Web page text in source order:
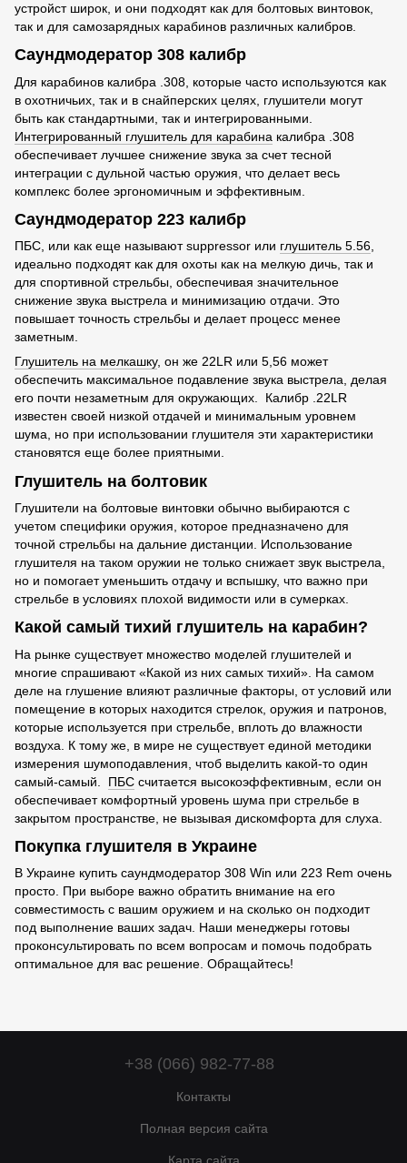
устройст широк, и они подходят как для болтовых винтовок,
так и для самозарядных карабинов различных калибров.
Саундмодератор 308 калибр
Для карабинов калибра .308, которые часто используются как
в охотничьих, так и в снайперских целях, глушители могут
быть как стандартными, так и интегрированными.
Интегрированный глушитель для карабина калибра .308
обеспечивает лучшее снижение звука за счет тесной
интеграции с дульной частью оружия, что делает весь
комплекс более эргономичным и эффективным.
Саундмодератор 223 калибр
ПБС, или как еще называют suppressor или глушитель 5.56,
идеально подходят как для охоты как на мелкую дичь, так и
для спортивной стрельбы, обеспечивая значительное
снижение звука выстрела и минимизацию отдачи. Это
повышает точность стрельбы и делает процесс менее
заметным.
Глушитель на мелкашку, он же 22LR или 5,56 может
обеспечить максимальное подавление звука выстрела, делая
его почти незаметным для окружающих. Калибр .22LR
известен своей низкой отдачей и минимальным уровнем
шума, но при использовании глушителя эти характеристики
становятся еще более приятными.
Глушитель на болтовик
Глушители на болтовые винтовки обычно выбираются с
учетом специфики оружия, которое предназначено для
точной стрельбы на дальние дистанции. Использование
глушителя на таком оружии не только снижает звук выстрела,
но и помогает уменьшить отдачу и вспышку, что важно при
стрельбе в условиях плохой видимости или в сумерках.
Какой самый тихий глушитель на карабин?
На рынке существует множество моделей глушителей и
многие спрашивают «Какой из них самых тихий». На самом
деле на глушение влияют различные факторы, от условий или
помещение в которых находится стрелок, оружия и патронов,
которые используется при стрельбе, вплоть до влажности
воздуха. К тому же, в мире не существует единой методики
измерения шумоподавления, чтоб выделить какой-то один
самый-самый. ПБС считается высокоэффективным, если он
обеспечивает комфортный уровень шума при стрельбе в
закрытом пространстве, не вызывая дискомфорта для слуха.
Покупка глушителя в Украине
В Украине купить саундмодератор 308 Win или 223 Rem очень
просто. При выборе важно обратить внимание на его
совместимость с вашим оружием и на сколько он подходит
под выполнение ваших задач. Наши менеджеры готовы
проконсультировать по всем вопросам и помочь подобрать
оптимальное для вас решение. Обращайтесь!
+38 (066) 982-77-88
Контакты
Полная версия сайта